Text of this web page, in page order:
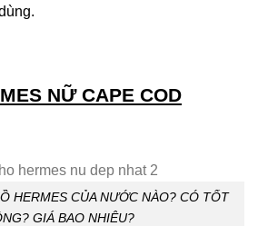
NỮ CAPE COD
HERMES CỦA NƯỚC NÀO? CÓ TỐT
GIÁ BAO NHIÊU?